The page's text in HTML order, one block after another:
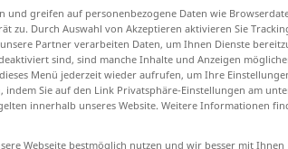
und greifen auf personenbezogene Daten wie
zu. Durch Auswahl von Akzeptieren aktivieren Sie
Partner verarbeiten Daten, um Ihnen Dienste
sind, sind manche Inhalte und Anzeigen
Menü jederzeit wieder aufrufen, um Ihre
Sie auf den Link Privatsphäre-Einstellungen am
innerhalb unseres Website. Weitere Informationen
Webseite bestmöglich nutzen und wir besser mit Ihnen